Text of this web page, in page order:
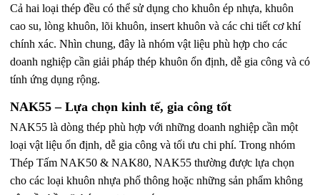
Cả hai loại thép đều có thể sử dụng cho khuôn ép nhựa, khuôn
cao su, lòng khuôn, lõi khuôn, insert khuôn và các chi tiết cơ khí
chính xác. Nhìn chung, đây là nhóm vật liệu phù hợp cho các
doanh nghiệp cần giải pháp thép khuôn ổn định, dễ gia công và có
tính ứng dụng rộng.
NAK55 – Lựa chọn kinh tế, gia công tốt
NAK55 là dòng thép phù hợp với những doanh nghiệp cần một
loại vật liệu ổn định, dễ gia công và tối ưu chi phí. Trong nhóm
Thép Tấm NAK50 & NAK80, NAK55 thường được lựa chọn
cho các loại khuôn nhựa phổ thông hoặc những sản phẩm không